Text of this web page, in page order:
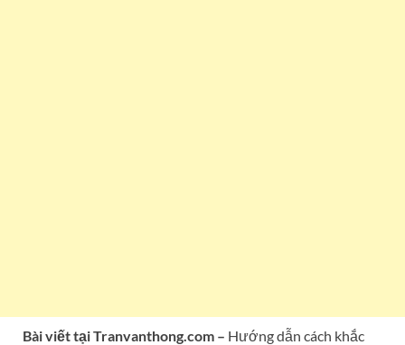
Bài viết tại Tranvanthong.com – Hướng dẫn cách khắc